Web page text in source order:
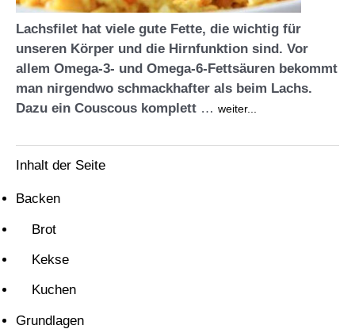
Lachsfilet hat viele gute Fette, die wichtig für
unseren Körper und die Hirnfunktion sind. Vor
allem Omega-3- und Omega-6-Fettsäuren bekommt
man nirgendwo schmackhafter als beim Lachs.
Dazu ein Couscous komplett … weiter...
Inhalt der Seite
Backen
Brot
Kekse
Kuchen
Grundlagen